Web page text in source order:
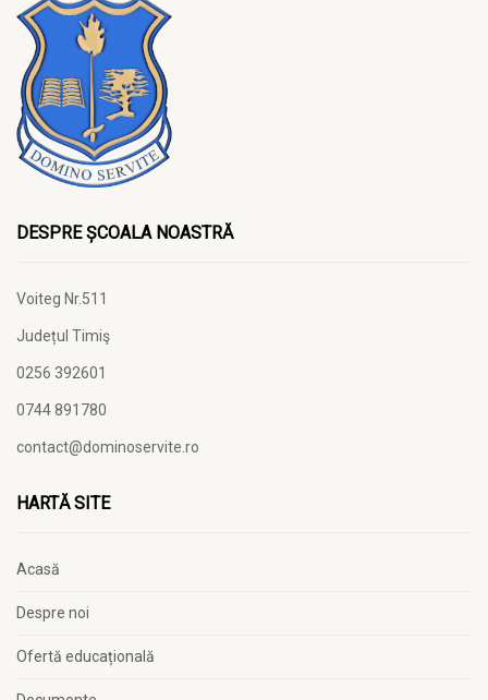
DESPRE ȘCOALA NOASTRĂ
Voiteg Nr.511
Județul Timiş
0256 392601
0744 891780
contact@dominoservite.ro
HARTĂ SITE
Acasă
Despre noi
Ofertă educațională